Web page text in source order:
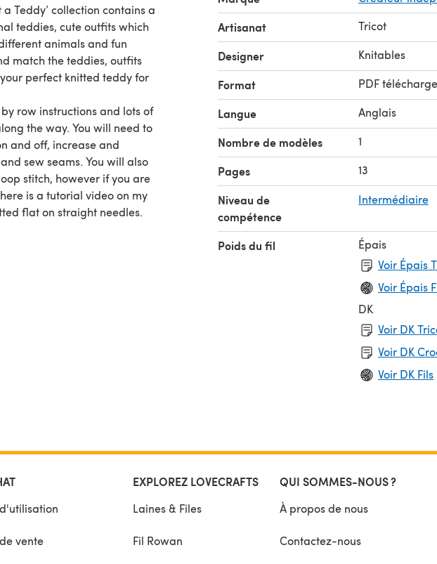
a Teddy’ collection contains a
teddies, cute outfits which
animals and fun
match the teddies, outfits
perfect knitted teddy for
row instructions and lots of
the way. You will need to
and off, increase and
sew seams. You will also
stitch, however if you are
is a tutorial video on my
flat on straight needles.
Artisanat Tricot
Designer Knitables
Format PDF
Langue Anglais
Nombre de modèles 1
Pages 13
Niveau de
compétence
Intermédiaire
Poids du fil
Épais
Voir Épais
Voir Épais
DK
Voir DK
Voir DK
Voir DK Fils
vente
EXPLOREZ LOVECRAFTS
Laines & Files
Fil Rowan
QUI SOMMES-NOUS ?
À propos de nous
Contactez-nous